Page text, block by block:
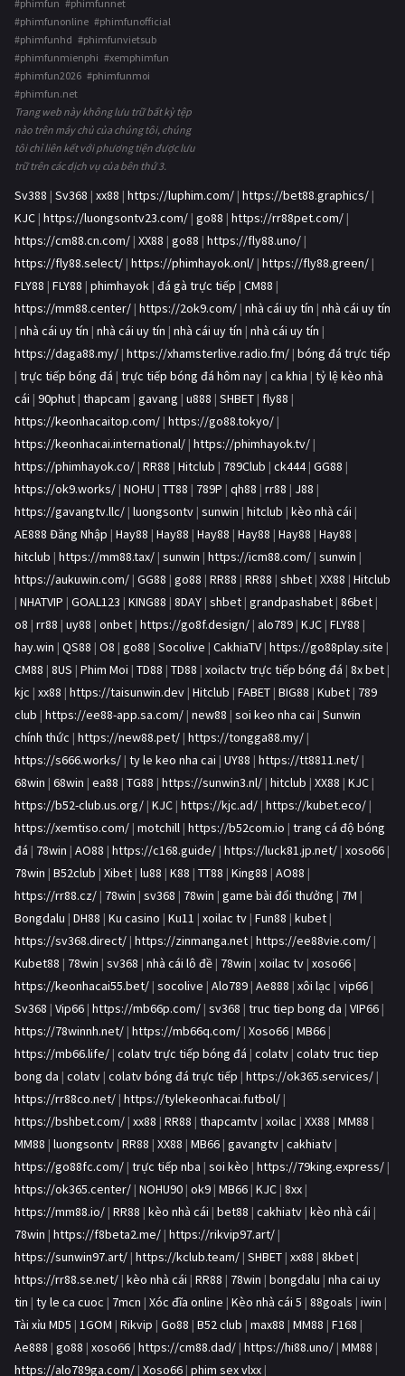
#phimfun #phimfunnet
#phimfunonline #phimfunofficial
#phimfunhd #phimfunvietsub
#phimfunmienphi #xemphimfun
#phimfun2026 #phimfunmoi
#phimfun.net
Trang web này không lưu trữ bất kỳ tệp
nào trên máy chủ của chúng tôi, chúng
tôi chỉ liên kết với phương tiện được lưu
trữ trên các dịch vụ của bên thứ 3.
Sv388 | Sv368 | xx88 | https://luphim.com/ | https://bet88.graphics/ |
KJC | https://luongsontv23.com/ | go88 | https://rr88pet.com/ |
https://cm88.cn.com/ | XX88 | go88 | https://fly88.uno/ |
https://fly88.select/ | https://phimhayok.onl/ | https://fly88.green/ |
FLY88 | FLY88 | phimhayok | đá gà trực tiếp | CM88 |
https://mm88.center/ | https://2ok9.com/ | nhà cái uy tín | nhà cái uy tín
| nhà cái uy tín | nhà cái uy tín | nhà cái uy tín | nhà cái uy tín |
https://daga88.my/ | https://xhamsterlive.radio.fm/ | bóng đá trực tiếp
| trực tiếp bóng đá | trực tiếp bóng đá hôm nay | ca khia | tỷ lệ kèo nhà
cái | 90phut | thapcam | gavang | u888 | SHBET | fly88 |
https://keonhacaitop.com/ | https://go88.tokyo/ |
https://keonhacai.international/ | https://phimhayok.tv/ |
https://phimhayok.co/ | RR88 | Hitclub | 789Club | ck444| GG88 |
https://ok9.works/ | NOHU | TT88 | 789P | qh88 | rr88 | J88 |
https://gavangtv.llc/ | luongsontv | sunwin | hitclub | kèo nhà cái |
AE888 Đăng Nhập | Hay88 | Hay88 | Hay88 | Hay88 | Hay88 | Hay88 |
hitclub | https://mm88.tax/ | sunwin | https://icm88.com/ | sunwin |
https://aukuwin.com/ | GG88 | go88 | RR88 | RR88 | shbet | XX88 | Hitclub
| NHATVIP | GOAL123 | KING88 | 8DAY | shbet | grandpashabet | 86bet |
o8 | rr88 | uy88 | onbet | https://go8f.design/ | alo789 | KJC | FLY88 |
hay.win | QS88 | O8 | go88 | Socolive | CakhiaTV | https://go88play.site |
CM88 | 8US | Phim Moi | TD88 | TD88 | xoilactv trực tiếp bóng đá | 8x bet |
kjc | xx88 | https://taisunwin.dev | Hitclub | FABET | BIG88 | Kubet | 789
club | https://ee88-app.sa.com/ | new88 | soi keo nha cai | Sunwin
chính thức | https://new88.pet/ | https://tongga88.my/ |
https://s666.works/ | ty le keo nha cai | UY88 | https://tt8811.net/ |
68win | 68win | ea88 | TG88 | https://sunwin3.nl/ | hitclub | XX88 | KJC |
https://b52-club.us.org/ | KJC | https://kjc.ad/ | https://kubet.eco/ |
https://xemtiso.com/ | motchill | https://b52com.io | trang cá độ bóng
đá | 78win | AO88 | https://c168.guide/ | https://luck81.jp.net/ | xoso66 |
78win | B52club | Xibet | lu88 | K88 | TT88 | King88 | AO88 |
https://rr88.cz/ | 78win | sv368 | 78win | game bài đổi thưởng | 7M |
Bongdalu | DH88 | Ku casino | Ku11 | xoilac tv | Fun88 | kubet |
https://sv368.direct/ | https://zinmanga.net | https://ee88vie.com/ |
Kubet88 | 78win | sv368 | nhà cái lô đề | 78win | xoilac tv | xoso66 |
https://keonhacai55.bet/ | socolive | Alo789 | Ae888 | xôi lạc | vip66 |
Sv368 | Vip66 | https://mb66p.com/ | sv368 | truc tiep bong da | VIP66 |
https://78winnh.net/ | https://mb66q.com/ | Xoso66 | MB66 |
https://mb66.life/ | colatv trực tiếp bóng đá | colatv | colatv truc tiep
bong da | colatv | colatv bóng đá trực tiếp | https://ok365.services/ |
https://rr88co.net/ | https://tylekeonhacai.futbol/ |
https://bshbet.com/ | xx88 | RR88 | thapcamtv | xoilac | XX88 | MM88 |
MM88 | luongsontv | RR88 | XX88 | MB66 | gavangtv | cakhiatv |
https://go88fc.com/ | trực tiếp nba | soi kèo | https://79king.express/ |
https://ok365.center/ | NOHU90 | ok9 | MB66 | KJC | 8xx |
https://mm88.io/ | RR88 | kèo nhà cái | bet88 | cakhiatv | kèo nhà cái |
78win | https://f8beta2.me/ | https://rikvip97.art/ |
https://sunwin97.art/ | https://kclub.team/ | SHBET | xx88 | 8kbet |
https://rr88.se.net/ | kèo nhà cái | RR88 | 78win | bongdalu | nha cai uy
tin | ty le ca cuoc | 7mcn | Xóc đĩa online | Kèo nhà cái 5 | 88goals | iwin |
Tài xỉu MD5 | 1GOM | Rikvip | Go88 | B52 club | max88 | MM88 | F168 |
Ae888 | go88 | xoso66 | https://cm88.dad/ | https://hi88.uno/ | MM88 |
https://alo789ga.com/ | Xoso66 | phim sex vlxx |